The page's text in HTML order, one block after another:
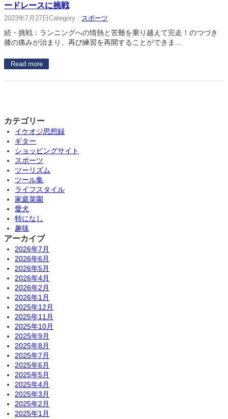
ードレースに挑戦
2023年7月27日 Category : スポーツ
続・挑戦：ランニングへの情熱と苦難を乗り越えて完走！のつづき
膝の痛みが治まり、再び練習を再開することができま…
Read more
カテゴリー
イケオジ思想録
ギター
ショッピングサイト
スポーツ
ツーリズム
ツール集
ライフスタイル
家庭菜園
愛犬
特になし
趣味
アーカイブ
2026年7月
2026年6月
2026年5月
2026年4月
2026年2月
2026年1月
2025年12月
2025年11月
2025年10月
2025年9月
2025年8月
2025年7月
2025年6月
2025年5月
2025年4月
2025年3月
2025年2月
2025年1月